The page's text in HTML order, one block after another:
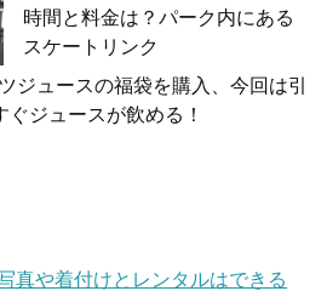
時間と料金は？パーク内にある
スケートリンク
ジュースの福袋を購入、今回は引
ぐジュースが飲める！
真や着付けとレンタルはできる